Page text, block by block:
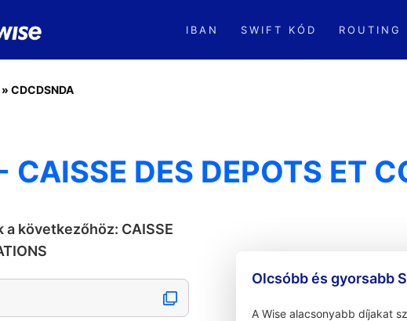
IBAN SWIFT KÓD ROUTING
» CDCDSNDA
CAISSE DES DEPOTS ET
következőhöz: CAISSE
Olcsóbb és gyorsabb
A Wise alacsonyabb díjakat